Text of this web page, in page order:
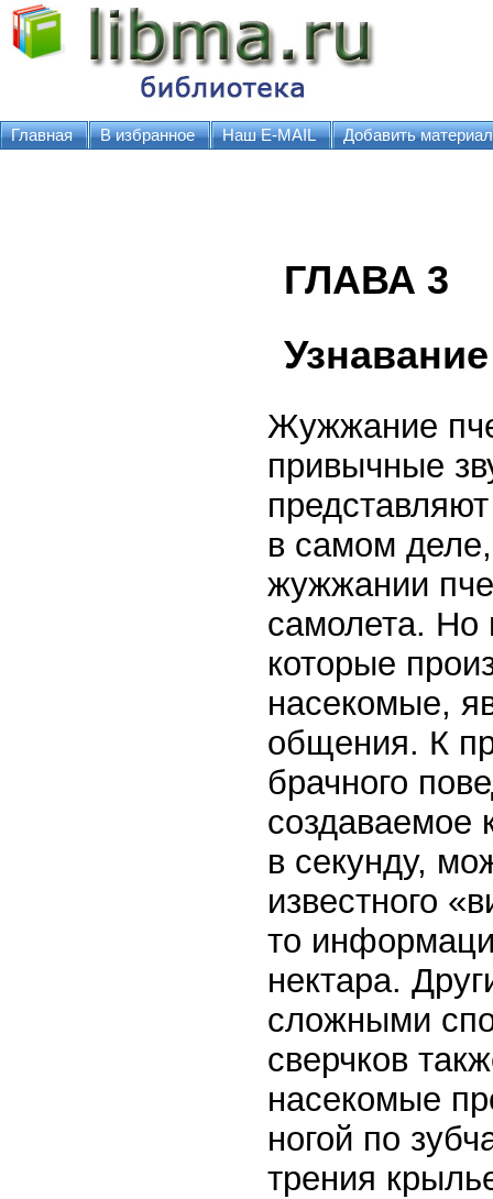
Главная В избранное Наш E-MAIL Добавить материал
ГЛАВА 3
Жужжание
привычные
в самом
жужжании
самолета. Но
которые
насекомые,
общения. К
брачного
в секунду,
известного
то
нектара.
сложными
сверчков
насекомые
ногой по
трения